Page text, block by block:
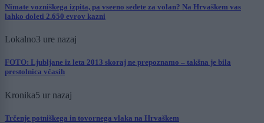
Nimate vozniškega izpita, pa vseeno sedete za volan? Na Hrvaškem vas
lahko doleti 2.650 evrov kazni
Lokalno3 ure nazaj
FOTO: Ljubljane iz leta 2013 skoraj ne prepoznamo – takšna je bila
prestolnica včasih
Kronika5 ur nazaj
Trčenje potniškega in tovornega vlaka na Hrvaškem